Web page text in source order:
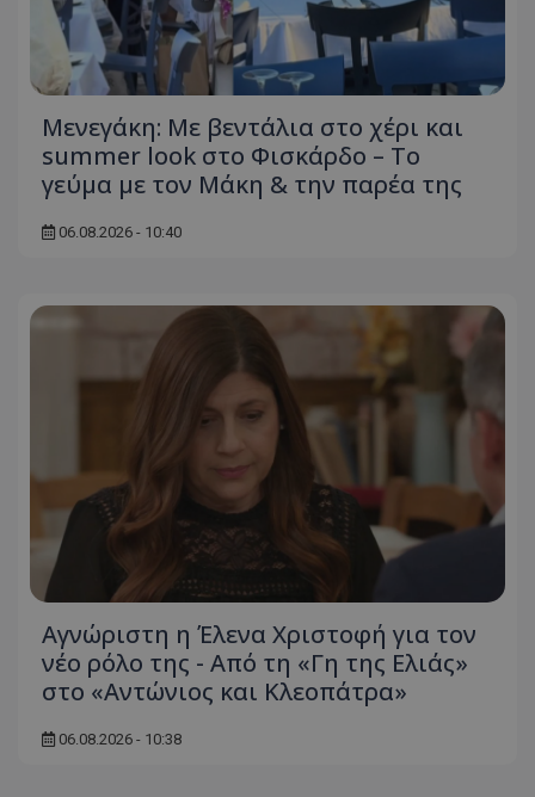
Μενεγάκη: Με βεντάλια στο χέρι και
summer look στο Φισκάρδο – Το
γεύμα με τον Μάκη & την παρέα της
06.08.2026 - 10:40
Αγνώριστη η Έλενα Χριστοφή για τον
νέο ρόλο της - Από τη «Γη της Ελιάς»
στο «Αντώνιος και Κλεοπάτρα»
06.08.2026 - 10:38